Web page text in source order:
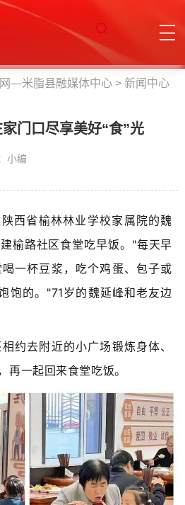
—米脂县融媒体中心 > 新闻中心
门口尽享美好“食”光
小编
西省榆林林业学校家属院的魏
榆路社区食堂吃早饭。"每天早
喝一杯豆浆，吃个鸡蛋、包子或
饱的。"71岁的魏延峰和老友边
约去附近的小广场锻炼身体、
再一起回来食堂吃饭。